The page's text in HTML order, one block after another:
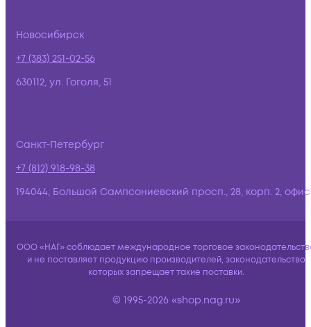
Новосибирск
+7 (383) 251-02-56
630112, ул. Гоголя, 51
Санкт-Петербург
+7 (812) 918-98-38
194044, Большой Сампсониевский просп., 28, корп. 2,
ООО «НАГ» соблюдает международное торговое
и не поставляет продукцию производителей, законодательство
которых запрещает такие поставки.
© 1995-2026 «shop.nag.ru»